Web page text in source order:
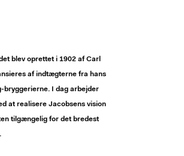
blev oprettet i 1902 af Carl
af indtægterne fra hans
bryggerierne. I dag arbejder
at realisere Jacobsens vision
tilgængelig for det bredest